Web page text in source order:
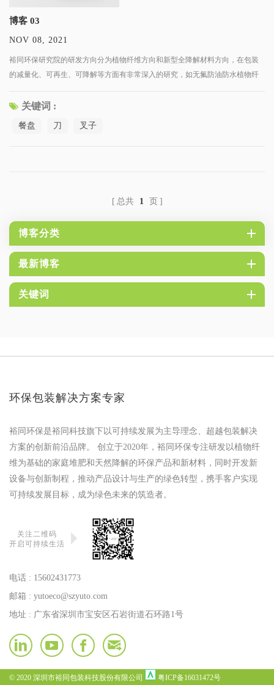
博客 03
NOV 08, 2021
裕同环保研究院的研发方向分为植物纤维方向和新型全降解材料方向，在包装
的减量化、可再生、可降解等方面有非常深入的研究，如无氟防油防水植物纤
了来自材料科学、包装工程、智能包装技术等交叉领域的专家和人才，
关键词 :
餐盘 刀 叉子
总共 1 页
博客分类
最新博客
关键词
环保包装解决方案专家
裕同环保是裕同科技旗下以可持续发展为主导理念、超越包装解决
方案的创新前沿品牌。 创立于2020年，裕同环保专注研发以植物纤
维为基础的家庭堆肥和天然降解的环保产品和新材料，同时开发新
设备与创新制程，推动产品设计与生产的绿色转型，携手客户实现
可持续发展目标，成为绿色未来的筑造者。
关注二维码
开启可持续生活
电话 : 15602431773
邮箱 : yutoeco@szyuto.com
地址 : 广东省深圳市宝安区石岩街道石环路1号
© 2020 深圳市裕同包装科技股份有限公司 粤ICP备16031472号